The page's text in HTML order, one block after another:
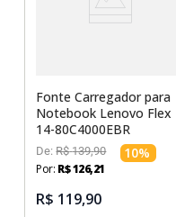
Fonte Carregador para
Notebook Lenovo Flex
14-80C4000EBR
De:R$ 139,90 10%
Por: R$126,21
R$ 119,90